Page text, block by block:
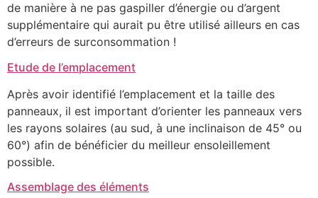
de manière à ne pas gaspiller d’énergie ou d’argent
supplémentaire qui aurait pu être utilisé ailleurs en cas
d’erreurs de surconsommation !
Etude de l’emplacement
Après avoir identifié l’emplacement et la taille des
panneaux, il est important d’orienter les panneaux vers
les rayons solaires (au sud, à une inclinaison de 45° ou
60°) afin de bénéficier du meilleur ensoleillement
possible.
Assemblage des éléments